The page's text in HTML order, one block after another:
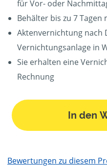
für Vor- oder
Behälter bis zu 7 Tagen
Aktenvernichtung nach
Vernichtungsanlage in
Sie erhalten eine
Rechnung
In den
Bewertungen zu diesem